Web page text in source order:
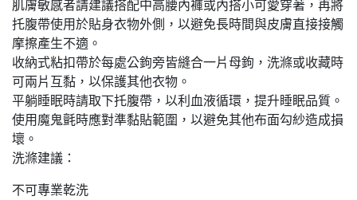
肌膚敏感者請建議搭配中高腰內褲或內搭小可愛穿著，再將
托腹帶使用於貼身衣物外側，以避免長時間與皮膚直接接觸
摩擦產生不適。
收納式粘扣帶於每處公鉤旁皆縫合一片母鉤，洗滌或收藏時
可兩片互黏，以保護其他衣物。
平躺睡眠時請取下托腹帶，以利血液循環，提升睡眠品質。
使用魔鬼氈時應對準黏貼範圍，以避免其他布面勾紗造成損
壞。
洗滌建議：
不可專業乾洗